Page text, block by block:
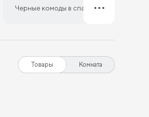
Черные комоды в спальню
Товары Комната